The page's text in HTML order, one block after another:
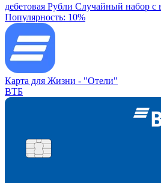
дебетовая Рубли Случайный набор с
Популярность: 10%
Карта для Жизни - "Отели"
ВТБ